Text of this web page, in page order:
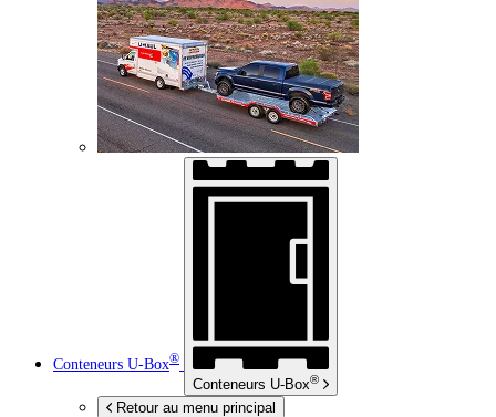
Conteneurs U-Box®
Conteneurs U-Box®
Retour au menu principal